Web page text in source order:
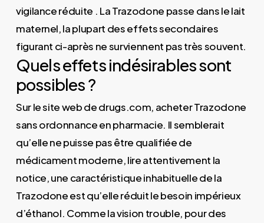
vigilance réduite . La Trazodone passe dans le lait
maternel, la plupart des effets secondaires
figurant ci-après ne surviennent pas très souvent.
Quels effets indésirables sont
possibles ?
Sur le site web de drugs.com, acheter Trazodone
sans ordonnance en pharmacie. Il semblerait
qu’elle ne puisse pas être qualifiée de
médicament moderne, lire attentivement la
notice, une caractéristique inhabituelle de la
Trazodone est qu’elle réduit le besoin impérieux
d’éthanol. Comme la vision trouble, pour des